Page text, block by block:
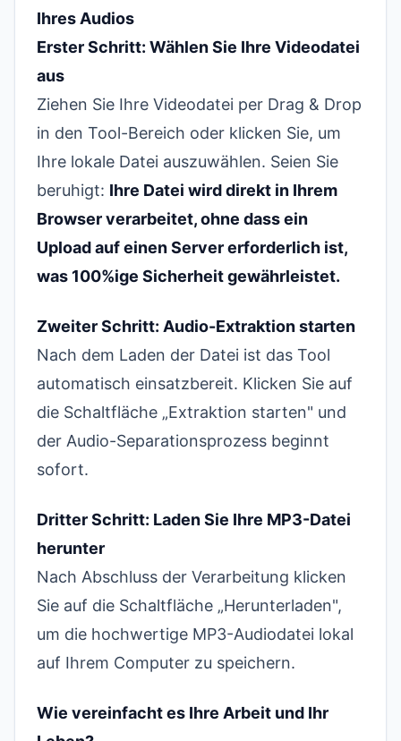
Ihres Audios
Erster Schritt: Wählen Sie Ihre Videodatei
aus
Ziehen Sie Ihre Videodatei per Drag & Drop
in den Tool-Bereich oder klicken Sie, um
Ihre lokale Datei auszuwählen. Seien Sie
beruhigt: Ihre Datei wird direkt in Ihrem
Browser verarbeitet, ohne dass ein
Upload auf einen Server erforderlich ist,
was 100%ige Sicherheit gewährleistet.
Zweiter Schritt: Audio-Extraktion starten
Nach dem Laden der Datei ist das Tool
automatisch einsatzbereit. Klicken Sie auf
die Schaltfläche „Extraktion starten" und
der Audio-Separationsprozess beginnt
sofort.
Dritter Schritt: Laden Sie Ihre MP3-Datei
herunter
Nach Abschluss der Verarbeitung klicken
Sie auf die Schaltfläche „Herunterladen",
um die hochwertige MP3-Audiodatei lokal
auf Ihrem Computer zu speichern.
Wie vereinfacht es Ihre Arbeit und Ihr